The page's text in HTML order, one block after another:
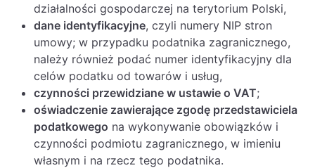
działalności gospodarczej na terytorium Polski,
dane identyfikacyjne, czyli numery NIP stron
umowy; w przypadku podatnika zagranicznego,
należy również podać numer identyfikacyjny dla
celów podatku od towarów i usług,
czynności przewidziane w ustawie o VAT;
oświadczenie zawierające zgodę przedstawiciela
podatkowego na wykonywanie obowiązków i
czynności podmiotu zagranicznego, w imieniu
własnym i na rzecz tego podatnika.